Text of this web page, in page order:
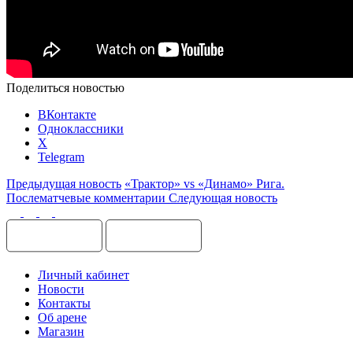
Поделиться новостью
ВКонтакте
Одноклассники
X
Telegram
Предыдущая новость «Трактор» vs «Динамо» Рига.
Послематчевые комментарии Следующая новость
Личный кабинет
Новости
Контакты
Об арене
Магазин